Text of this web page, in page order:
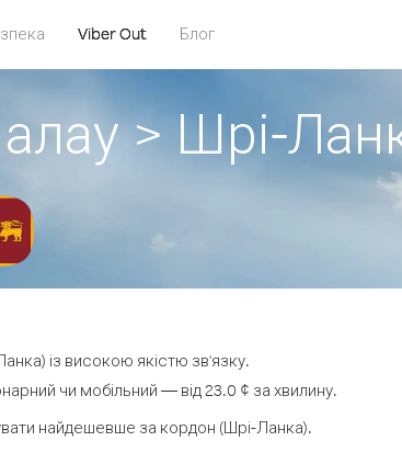
Viber Out Блог
> Шрі-
із високою якістю зв'язку.
чи мобільний — від 23.0 ¢ за хвилину.
найдешевше за кордон (Шрі-Ланка).